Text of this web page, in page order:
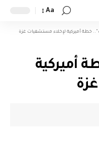
Aa
خطة أميركية لإخلاء مستشفيات غزة
أميركية